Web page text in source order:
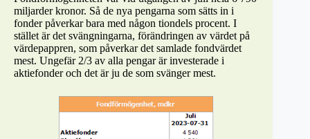
miljarder kronor. Så de nya pengarna som sätts in i
fonder påverkar bara med någon tiondels procent. I
stället är det svängningarna, förändringen av värdet på
värdepappren, som påverkar det samlade fondvärdet
mest. Ungefär 2/3 av alla pengar är investerade i
aktiefonder och det är ju de som svänger mest.